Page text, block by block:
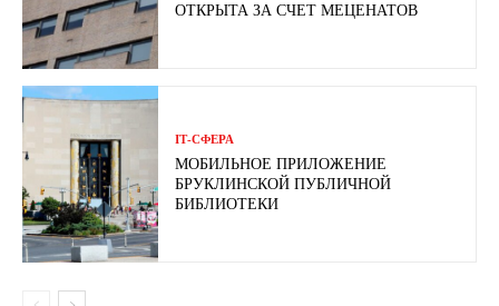
ОТКРЫТА ЗА СЧЕТ МЕЦЕНАТОВ
ІТ-СФЕРА
МОБИЛЬНОЕ ПРИЛОЖЕНИЕ
БРУКЛИНСКОЙ ПУБЛИЧНОЙ
БИБЛИОТЕКИ